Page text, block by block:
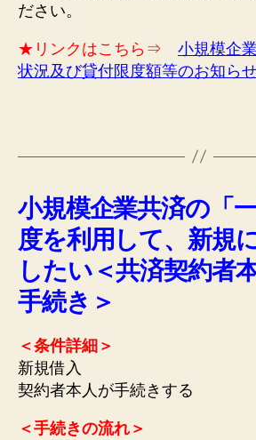
ださい。
★リンクはこちら⇒
小規模企
状況及び貸付限度額等のお知ら
小規模企業共済の「
度を利用して、新規
したい＜共済契約者
手続き＞
＜条件詳細＞
新規借入
契約者本人が手続きする
＜手続きの流れ＞